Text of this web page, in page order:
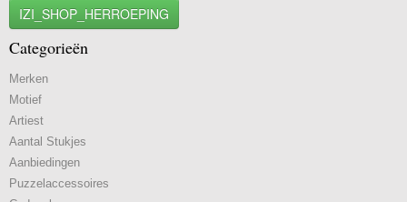
IZI_SHOP_HERROEPING
Categorieën
Merken
Motief
Artiest
Aantal Stukjes
Aanbiedingen
Puzzelaccessoires